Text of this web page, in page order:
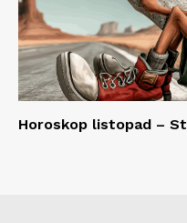
Horoskop listopad –